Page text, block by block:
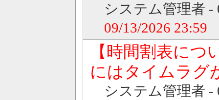
システム管理者 -
09/13/2026 23:59
【時間割表に
にはタイムラグ
システム管理者 -